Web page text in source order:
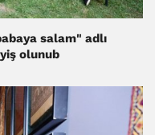
salam" adlı
olunub